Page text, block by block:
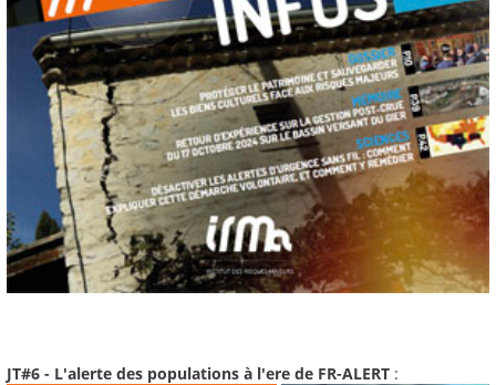
JT#6 - L'alerte des populations à l'ere de FR-ALERT :